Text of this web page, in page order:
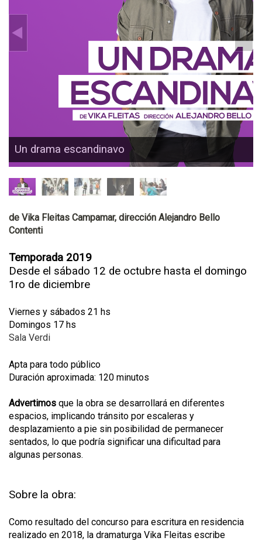
Un drama escandinavo
de Vika Fleitas Campamar, dirección Alejandro Bello
Contenti
Temporada 2019
Desde el sábado 12 de octubre hasta el domingo
1ro de diciembre
Viernes y sábados 21 hs
Domingos 17 hs
Sala Verdi
Apta para todo público
Duración aproximada: 120 minutos
Advertimos que la obra se desarrollará en diferentes
espacios, implicando tránsito por escaleras y
desplazamiento a pie sin posibilidad de permanecer
sentados, lo que podría significar una dificultad para
algunas personas.
Sobre la obra:
Como resultado del concurso para escritura en residencia
realizado en 2018, la dramaturga Vika Fleitas escribe